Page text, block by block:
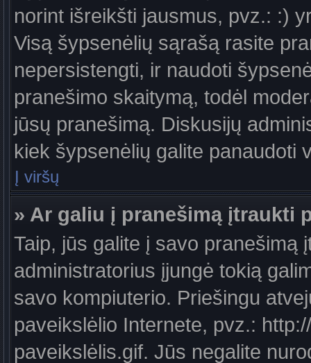
norint išreikšti jausmus, pvz.: :)
Visą šypsenėlių sąrašą rasite
nepersistengti, ir naudoti
pranešimo skaitymą, todėl
jūsų pranešimą. Diskusijų
kiek šypsenėlių galite panaudoti
Į viršų
» Ar galiu į pranešimą įtraukti
Taip, jūs galite į savo pranešimą
administratorius įjungė tokią
savo kompiuterio. Priešingu
paveikslėlio Internete, pvz.:
paveikslėlis.gif. Jūs negalite